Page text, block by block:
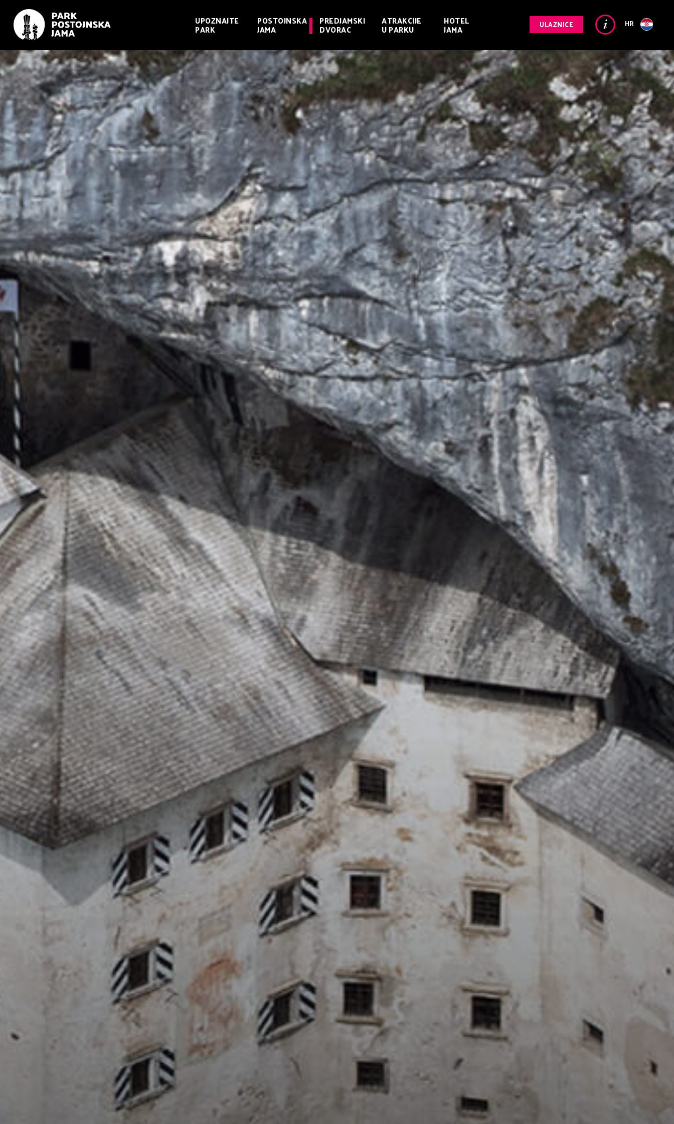
UPOZNAJTE
PARK
POSTOJNSKA
JAMA
PREDJAMSKI
DVORAC
ATRAKCIJE
U PARKU
HOTEL
JAMA ULAZNICE HR